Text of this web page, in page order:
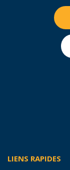
LIENS RAPIDES